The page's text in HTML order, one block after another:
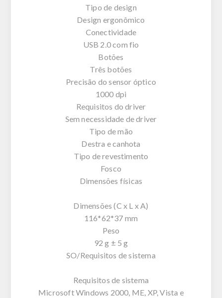
Tipo de design
Design ergonômico
Conectividade
USB 2.0 com fio
Botões
Três botões
Precisão do sensor óptico
1000 dpi
Requisitos do driver
Sem necessidade de driver
Tipo de mão
Destra e canhota
Tipo de revestimento
Fosco
Dimensões físicas
Dimensões (C x L x A)
116*62*37 mm
Peso
92 g ± 5 g
SO/Requisitos de sistema
Requisitos de sistema
Microsoft Windows 2000, ME, XP, Vista e